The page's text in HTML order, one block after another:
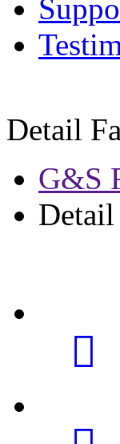
Detail
G&S
Detail